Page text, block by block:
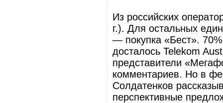
Из российских
г.). Для остальных
— покупка «Бест». 70%
досталось Telekom
представители
комментариев. Но в
Солдатенков
перспективные